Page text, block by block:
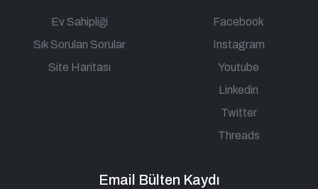
Ev Sahipliği
Sık Sorulan Sorular
Site Haritası
Facebook
Instagram
Youtube
Linkedin
Twitter
Threads
Email Bülten Kaydı